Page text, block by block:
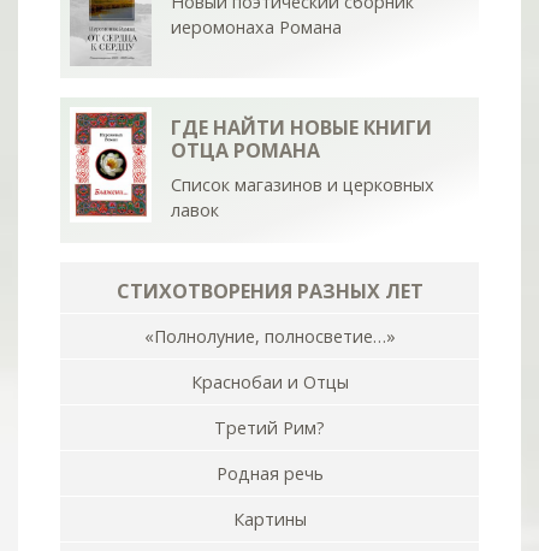
иеромонаха Романа
ГДЕ НАЙТИ НОВЫЕ КНИГИ
ОТЦА РОМАНА
Список магазинов и церковных
лавок
СТИХОТВОРЕНИЯ РАЗНЫХ ЛЕТ
«Полнолуние, полносветие…»
Краснобаи и Отцы
Третий Рим?
Родная речь
Картины